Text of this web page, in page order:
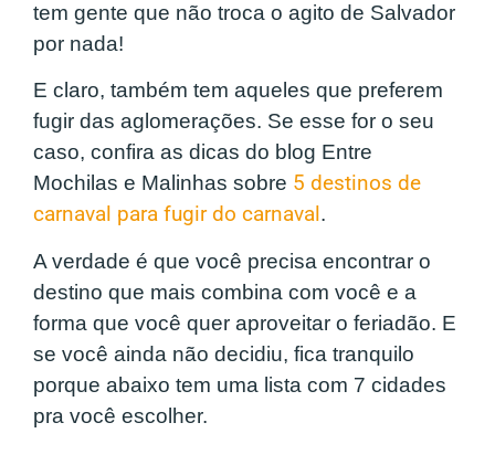
tem gente que não troca o agito de Salvador
por nada!
E claro, também tem aqueles que preferem
fugir das aglomerações. Se esse for o seu
caso, confira as dicas do blog Entre
Mochilas e Malinhas sobre 5 destinos de
carnaval para fugir do carnaval .
A verdade é que você precisa encontrar o
destino que mais combina com você e a
forma que você quer aproveitar o feriadão. E
se você ainda não decidiu, fica tranquilo
porque abaixo tem uma lista com 7 cidades
pra você escolher.